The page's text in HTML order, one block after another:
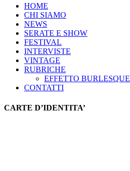
HOME
CHI SIAMO
NEWS
SERATE E SHOW
FESTIVAL
INTERVISTE
VINTAGE
RUBRICHE
EFFETTO BURLESQUE
CONTATTI
CARTE D’IDENTITA’